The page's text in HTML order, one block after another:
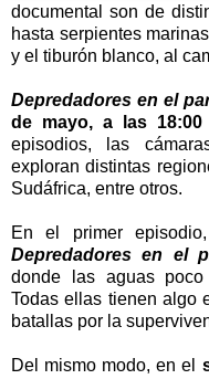
documental son de
hasta serpientes
y el tiburón blanco, al
Depredadores en el
de mayo, a las 18:00
episodios, las
exploran distintas
Sudáfrica, entre otros.
En el primer episodio,
Depredadores en el
donde las aguas
Todas ellas tienen algo
batallas por la
Del mismo modo, en el